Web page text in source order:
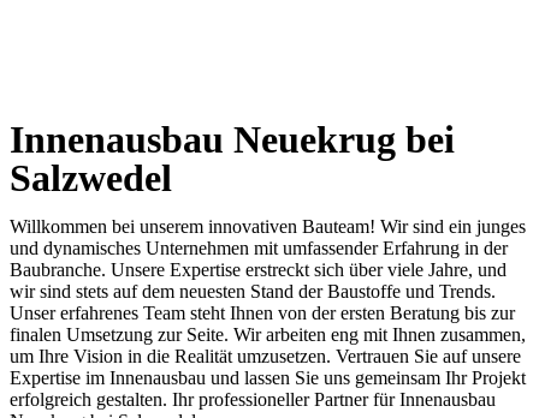
Innenausbau Neuekrug bei
Salzwedel
Willkommen bei unserem innovativen Bauteam! Wir sind ein junges
und dynamisches Unternehmen mit umfassender Erfahrung in der
Baubranche. Unsere Expertise erstreckt sich über viele Jahre, und
wir sind stets auf dem neuesten Stand der Baustoffe und Trends.
Unser erfahrenes Team steht Ihnen von der ersten Beratung bis zur
finalen Umsetzung zur Seite. Wir arbeiten eng mit Ihnen zusammen,
um Ihre Vision in die Realität umzusetzen. Vertrauen Sie auf unsere
Expertise im Innenausbau und lassen Sie uns gemeinsam Ihr Projekt
erfolgreich gestalten. Ihr professioneller Partner für Innenausbau